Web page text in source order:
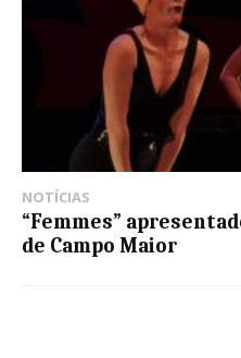
NOTÍCIAS
“Femmes”
de Campo Maior